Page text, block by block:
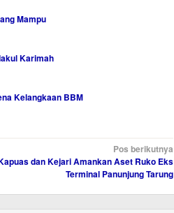
Mampu
Karimah
Kelangkaan BBM
Pos berikutnya
dan Kejari Amankan Aset Ruko Eks
Terminal Panunjung Tarung